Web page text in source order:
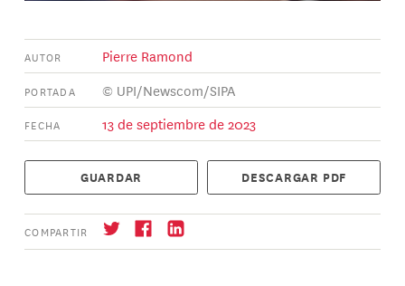
AUTOR Pierre Ramond
PORTADA © UPI/Newscom/SIPA
FECHA 13 de septiembre de 2023
GUARDAR DESCARGAR PDF
COMPARTIR